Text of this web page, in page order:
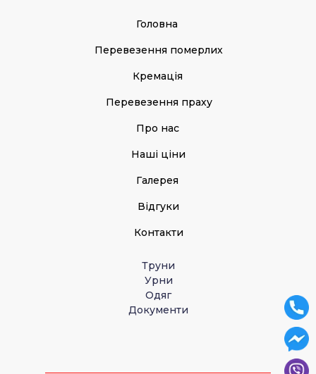
Головна
Перевезення померлих
Кремація
Перевезення праху
Наші ціни
Про нас
Галерея
Відгуки
Контакти
Труни
Урни
Одяг
Документи